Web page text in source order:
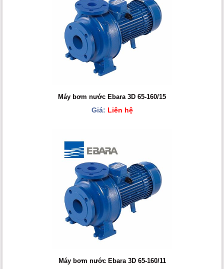
Máy bơm nước Ebara 3D 65-160/15
Giá: Liên hệ
Máy bơm nước Ebara 3D 65-160/11